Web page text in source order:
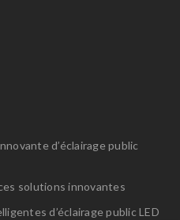
d’éclairage public
solutions innovantes
d’éclairage public LED